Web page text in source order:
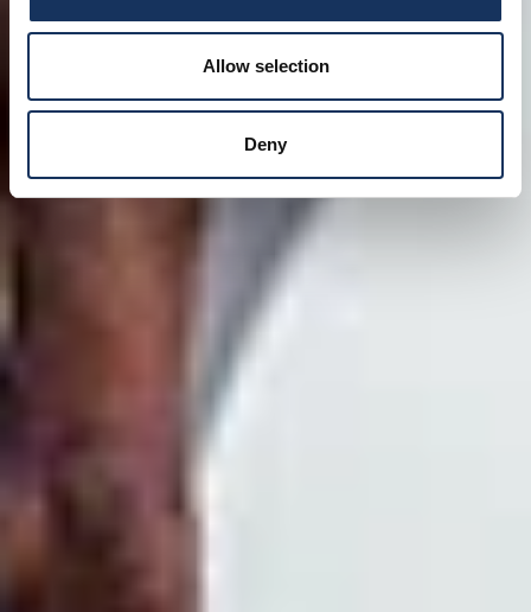
Allow selection
Deny